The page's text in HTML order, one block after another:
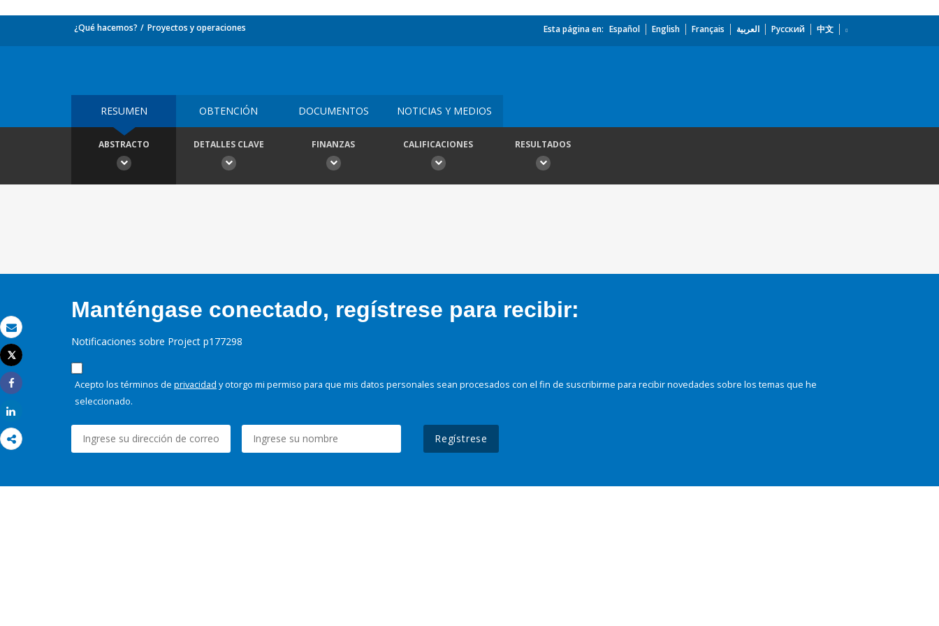
Correo electrónico
Imprimir
Tweet
Share
¿Qué hacemos? Proyectos y operaciones Esta página en: Español English Français العربية Русский 中文
RESUMEN OBTENCIÓN DOCUMENTOS NOTICIAS Y MEDIOS
ABSTRACTO DETALLES CLAVE FINANZAS CALIFICACIONES RESULTADOS
Manténgase conectado, regístrese para recibir:
Notificaciones sobre Project p177298
Acepto los términos de privacidad y otorgo mi permiso para que mis datos personales sean procesados con el fin de suscribirme para recibir novedades sobre los temas que he
seleccionado.
Regístrese